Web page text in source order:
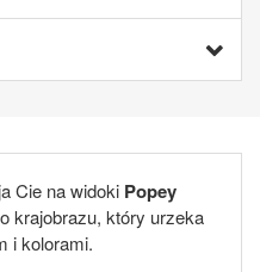
Cie na widoki Popey
krajobrazu, który urzeka
i kolorami.